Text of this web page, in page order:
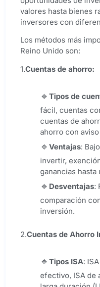
valores hasta bienes
inversores con
Los métodos más
Reino Unido son:
1.Cuentas de ahorro:
Tipos de
fácil, cuentas
cuentas de
ahorro con
Ventajas:
invertir,
ganancias
Desventajas:
comparación
inversión.
2.Cuentas de Ahorro
Tipos ISA:
efectivo, ISA de